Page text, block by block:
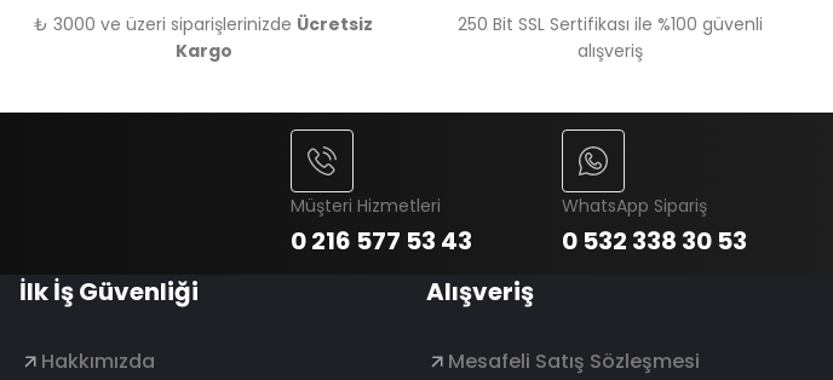
₺ 3000 ve üzeri siparişlerinizde Ücretsiz
Kargo
250 Bit SSL Sertifikası ile %100 güvenli
alışveriş
Müşteri Hizmetleri
0 216 577 53 43
WhatsApp Sipariş
0 532 338 30 53
İlk İş Güvenliği
Hakkımızda
Alışveriş
Mesafeli Satış Sözleşmesi